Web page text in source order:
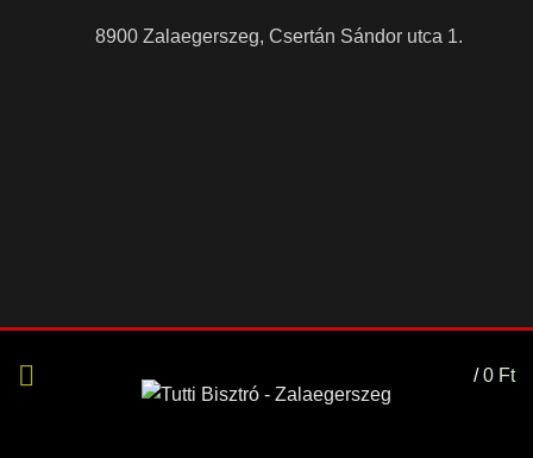
8900 Zalaegerszeg, Csertán Sándor utca 1.
/ 0 Ft